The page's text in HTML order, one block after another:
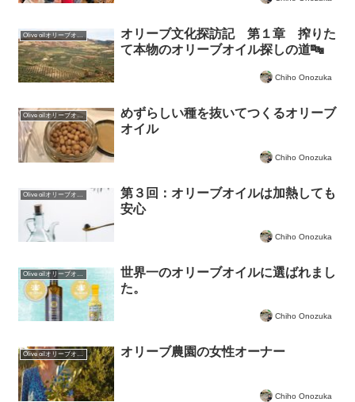
Olive oilオリーブオイルについて
オリーブ文化探訪記 第１章 搾りた
て本物のオリーブオイル探しの道🔤
Chiho Onozuka
Olive oilオリーブオイルについて
めずらしい種を抜いてつくるオリーブ
オイル
Chiho Onozuka
Olive oilオリーブオイルについて
第３回：オリーブオイルは加熱しても
安心
Chiho Onozuka
Olive oilオリーブオイルについて
世界一のオリーブオイルに選ばれまし
た。
Chiho Onozuka
オリーブ農園の女性オーナー
Chiho Onozuka